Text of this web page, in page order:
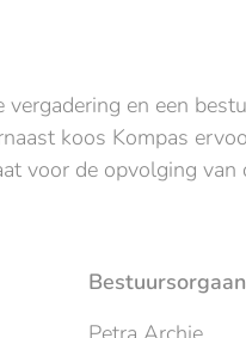
en een
koos Kompas
voor de opvolging van
Bestuursorgaan